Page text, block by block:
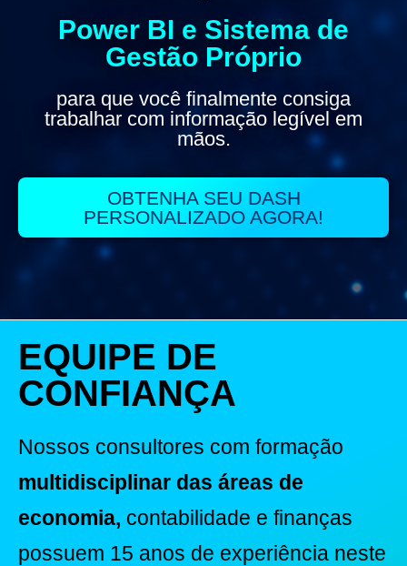
Power BI e Sistema de
Gestão Próprio
para que você finalmente consiga
trabalhar com informação legível em
mãos.
OBTENHA SEU DASH
PERSONALIZADO AGORA!
EQUIPE DE
CONFIANÇA
Nossos consultores com formação
multidisciplinar das áreas de
economia, contabilidade e finanças
possuem 15 anos de experiência neste